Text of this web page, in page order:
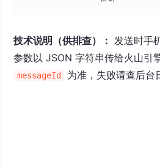
技术说明（供排查）： 发送时手
参数以 JSON 字符串传给火山引
messageId 为准，失败请查后台